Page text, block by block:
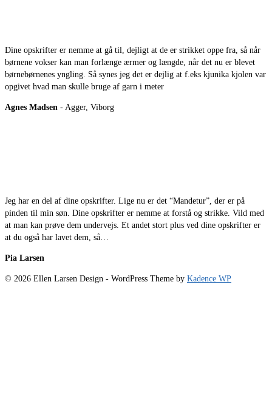
Dine opskrifter er nemme at gå til, dejligt at de er strikket oppe fra, så når
børnene vokser kan man forlænge ærmer og længde, når det nu er blevet
børnebørnenes yngling. Så synes jeg det er dejlig at f.eks kjunika kjolen var
opgivet hvad man skulle bruge af garn i meter
Agnes Madsen - Agger, Viborg
Jeg har en del af dine opskrifter. Lige nu er det “Mandetur”, der er på
pinden til min søn. Dine opskrifter er nemme at forstå og strikke. Vild med
at man kan prøve dem undervejs. Et andet stort plus ved dine opskrifter er
at du også har lavet dem, så…
Pia Larsen
© 2026 Ellen Larsen Design - WordPress Theme by Kadence WP